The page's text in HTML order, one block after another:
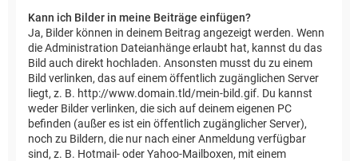
Kann ich Bilder in meine Beiträge einfügen?
Ja, Bilder können in deinem Beitrag angezeigt werden. Wenn
die Administration Dateianhänge erlaubt hat, kannst du das
Bild auch direkt hochladen. Ansonsten musst du zu einem
Bild verlinken, das auf einem öffentlich zugänglichen Server
liegt, z. B. http://www.domain.tld/mein-bild.gif. Du kannst
weder Bilder verlinken, die sich auf deinem eigenen PC
befinden (außer es ist ein öffentlich zugänglicher Server),
noch zu Bildern, die nur nach einer Anmeldung verfügbar
sind, z. B. Hotmail- oder Yahoo-Mailboxen, mit einem